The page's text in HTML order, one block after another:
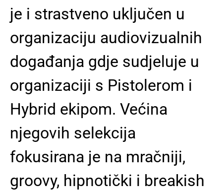
je i strastveno uključen u
organizaciju audiovizualnih
događanja gdje sudjeluje u
organizaciji s Pistolerom i
Hybrid ekipom. Većina
njegovih selekcija
fokusirana je na mračniji,
groovy, hipnotički i breakish